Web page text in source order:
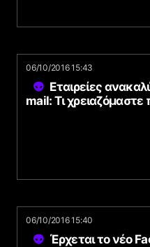
06/10/2016 15:43
Εταιρείες
mail: Τι χρειαζόμαστε
06/10/2016 15:40
Έρχεται το νέο